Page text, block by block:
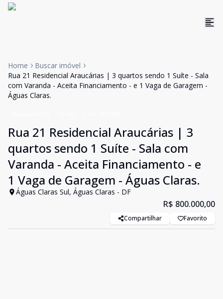
Home
Buscar imóvel
Rua 21 Residencial Araucárias | 3 quartos sendo 1 Suíte - Sala
com Varanda - Aceita Financiamento - e 1 Vaga de Garagem -
Águas Claras.
Rua 21 Residencial Araucárias | 3
quartos sendo 1 Suíte - Sala com
Varanda - Aceita Financiamento - e
1 Vaga de Garagem - Águas Claras.
Águas Claras Sul, Águas Claras - DF
R$ 800.000,00
Compartilhar Favorito